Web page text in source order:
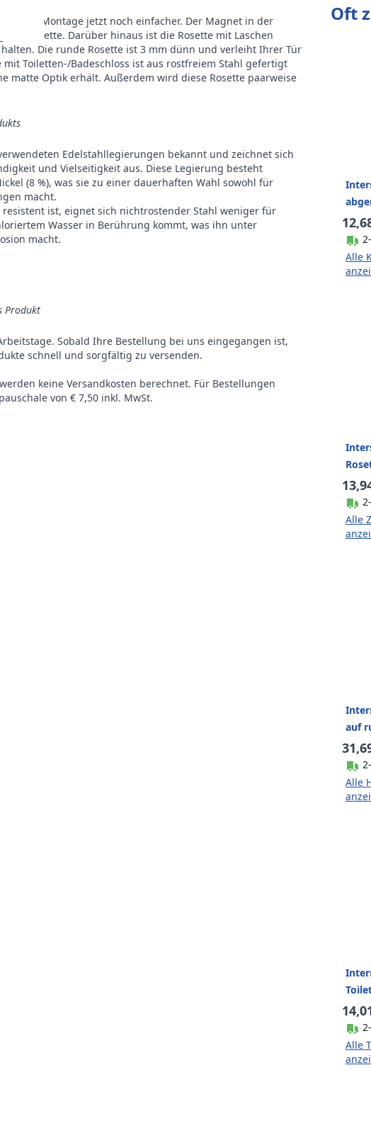
ist die Montage jetzt noch einfacher. Der Magnet in der
der Rosette. Darüber hinaus ist die Rosette mit Laschen
Die runde Rosette ist 3 mm dünn und verleiht Ihrer Tür
Toiletten-/Badeschloss ist aus rostfreiem Stahl gefertigt
matte Optik erhält. Außerdem wird diese Rosette paarweise
Edelstahllegierungen bekannt und zeichnet sich
und Vielseitigkeit aus. Diese Legierung besteht
(8 %), was sie zu einer dauerhaften Wahl sowohl für
macht.
ist, eignet sich nichtrostender Stahl weniger für
Wasser in Berührung kommt, was ihn unter
macht.
Produkt
Sobald Ihre Bestellung bei uns eingegangen ist,
schnell und sorgfältig zu versenden.
keine Versandkosten berechnet. Für Bestellungen
von € 7,50 inkl. MwSt.
Oft
Alle
Alle
auf
Alle
63/8
Alle